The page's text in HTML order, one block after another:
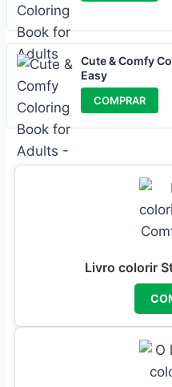
Cute & Comfy
Easy
COMPRAR
Livro colorir